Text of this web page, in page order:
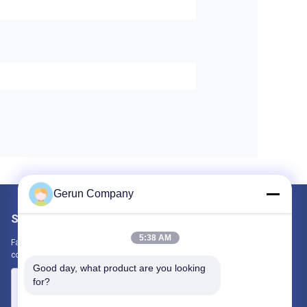
Scrivici
Fateci sapere la vostra esigenza. Collegheremo i migliori prodotti
con te.
Gerun Company
5:38 AM
Good day, what product are you looking
for?